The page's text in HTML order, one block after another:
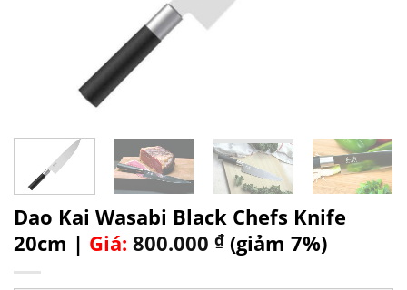
Dao Kai Wasabi Black Chefs Knife
20cm | Giá: 800.000 ₫ (giảm 7%)